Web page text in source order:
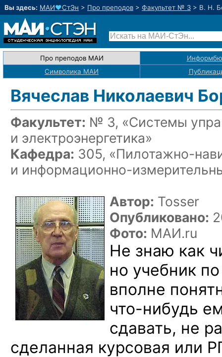
Вы здесь: МАИ♥СтЭн > Про преподов > Факультет № 3 > В. Н.
Про преподов МАИ
Символика МАИ
Вячеслав Николаевич
Факультет: № 3, «Системы
и электроэнергетика»
Кафедра: 305, «Пилотажно-
и информационно-
Автор: Tosser
Опубликовано:
Фото: МАИ.ru
Не знаю как
но учебник
вполне
что-нибудь
сдавать, не
сделанная курсовая или